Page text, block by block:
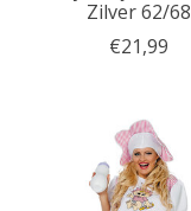
Zilver 62/68
€21,99